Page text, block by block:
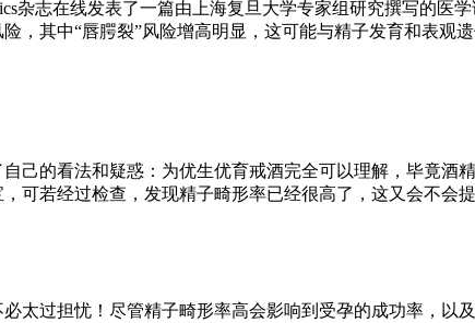
志在线发表了一篇由上海复旦大学专家组研究撰写的医
，其中“唇腭裂”风险增高明显，这可能与精子发育和表观
的看法和疑惑：为优生优育戒酒完全可以理解，毕竟酒
可若经过检查，发现精子畸形率已经很高了，这又会不会
过担忧！尽管精子畸形率高会影响到受孕的成功率，以